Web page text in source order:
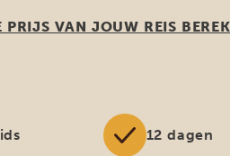
VAN JOUW REIS
12 dagen